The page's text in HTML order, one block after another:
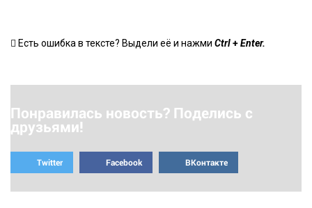
Есть ошибка в тексте? Выдели её и нажми Ctrl+Enter.
Понравилась новость? Поделись с
друзьями!
Twitter Facebook ВКонтакте